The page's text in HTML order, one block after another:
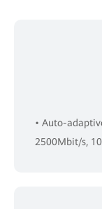
• Auto-
2500Mbit/s,